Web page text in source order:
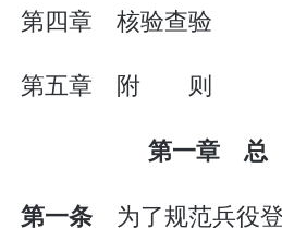
第四章 核验查验
第五章 附 则
第一章
第一条 为了规范兵役